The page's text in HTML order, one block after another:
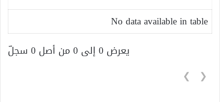
No data available in table
يعرض 0 إلى 0 من أصل 0 سجلّ
❮
❯